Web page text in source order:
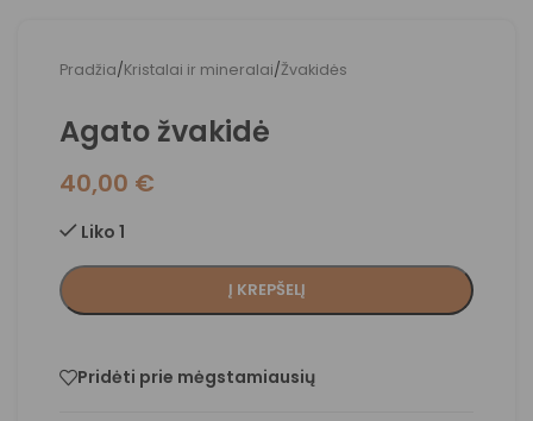
Pradžia/Kristalai ir mineralai/Žvakidės
Agato žvakidė
40,00 €
Liko 1
Į KREPŠELĮ
Pridėti prie mėgstamiausių